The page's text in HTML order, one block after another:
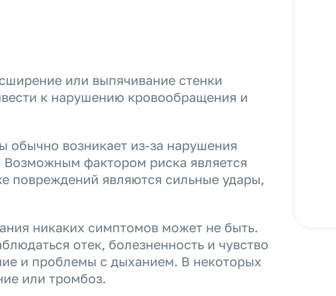
или выпячивание стенки
к нарушению кровообращения и
обычно возникает из-за нарушения
Возможным фактором риска является
повреждений являются сильные удары,
никаких симптомов может не быть.
отек, болезненность и чувство
и проблемы с дыханием. В некоторых
или тромбоз.